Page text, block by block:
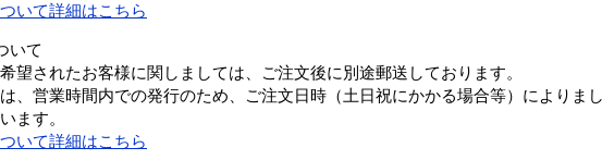
いて詳細はこちら
いて
望されたお客様に関しましては、ご注文後に別途郵送しております。
、営業時間内での発行のため、ご注文日時（土日祝にかかる場合等）によりま
ます。
いて詳細はこちら